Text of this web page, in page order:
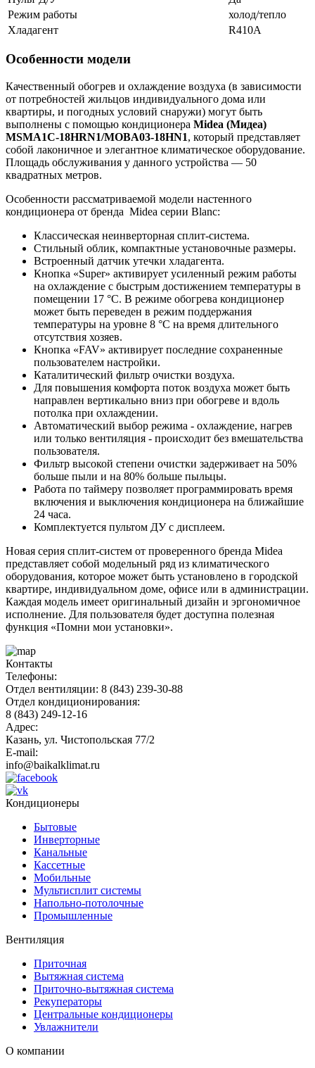
Режим работы
холод/тепло
Хладагент
R410A
Особенности модели
Качественный обогрев и охлаждение воздуха (в зависимости
от потребностей жильцов индивидуального дома или
квартиры, и погодных условий снаружи) могут быть
выполнены с помощью кондиционера Midea (Мидеа)
MSMA1C-18HRN1/MOBA03-18HN1, который представляет
собой лаконичное и элегантное климатическое оборудование.
Площадь обслуживания у данного устройства — 50
квадратных метров.
Особенности рассматриваемой модели настенного
кондиционера от бренда Midea серии Blanc:
Классическая неинверторная сплит-система.
Стильный облик, компактные установочные размеры.
Встроенный датчик утечки хладагента.
Кнопка «Super» активирует усиленный режим работы
на охлаждение с быстрым достижением температуры в
помещении 17 °С. В режиме обогрева кондиционер
может быть переведен в режим поддержания
температуры на уровне 8 °С на время длительного
отсутствия хозяев.
Кнопка «FAV» активирует последние сохраненные
пользователем настройки.
Каталитический фильтр очистки воздуха.
Для повышения комфорта поток воздуха может быть
направлен вертикально вниз при обогреве и вдоль
потолка при охлаждении.
Автоматический выбор режима - охлаждение, нагрев
или только вентиляция - происходит без вмешательства
пользователя.
Фильтр высокой степени очистки задерживает на 50%
больше пыли и на 80% больше пыльцы.
Работа по таймеру позволяет программировать время
включения и выключения кондиционера на ближайшие
24 часа.
Комплектуется пультом ДУ с дисплеем.
Новая серия сплит-систем от проверенного бренда Midea
представляет собой модельный ряд из климатического
оборудования, которое может быть установлено в городской
квартире, индивидуальном доме, офисе или в администрации.
Каждая модель имеет оригинальный дизайн и эргономичное
исполнение. Для пользователя будет доступна полезная
функция «Помни мои установки».
Контакты
Телефоны:
Отдел вентиляции: 8 (843) 239-30-88
Отдел кондиционирования:
8 (843) 249-12-16
Адрес:
Казань, ул. Чистопольская 77/2
E-mail:
info@baikalklimat.ru
Кондиционеры
Бытовые
Инверторные
Канальные
Кассетные
Мобильные
Мультисплит системы
Напольно-потолочные
Промышленные
Вентиляция
Приточная
Вытяжная система
Приточно-вытяжная система
Рекуператоры
Центральные кондиционеры
Увлажнители
О компании